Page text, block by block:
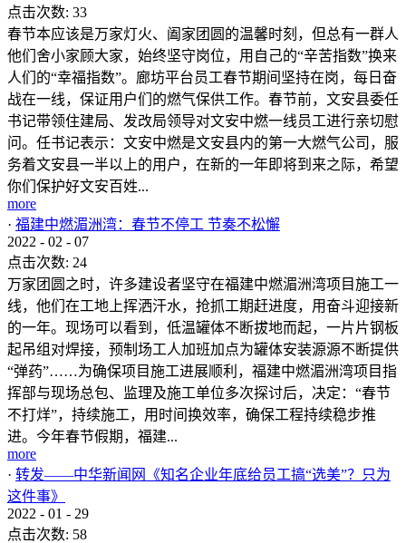
点击次数: 33
春节本应该是万家灯火、阖家团圆的温馨时刻，但总有一群人
他们舍小家顾大家，始终坚守岗位，用自己的“辛苦指数”换来
人们的“幸福指数”。廊坊平台员工春节期间坚持在岗，每日奋
战在一线，保证用户们的燃气保供工作。春节前，文安县委任
书记带领住建局、发改局领导对文安中燃一线员工进行亲切慰
问。任书记表示：文安中燃是文安县内的第一大燃气公司，服
务着文安县一半以上的用户，在新的一年即将到来之际，希望
你们保护好文安百姓...
more
· 福建中燃湄洲湾：春节不停工 节奏不松懈
2022 - 02 - 07
点击次数: 24
万家团圆之时，许多建设者坚守在福建中燃湄洲湾项目施工一
线，他们在工地上挥洒汗水，抢抓工期赶进度，用奋斗迎接新
的一年。现场可以看到，低温罐体不断拔地而起，一片片钢板
起吊组对焊接，预制场工人加班加点为罐体安装源源不断提供
“弹药”……为确保项目施工进展顺利，福建中燃湄洲湾项目指
挥部与现场总包、监理及施工单位多次探讨后，决定：“春节
不打烊”，持续施工，用时间换效率，确保工程持续稳步推
进。今年春节假期，福建...
more
· 转发——中华新闻网《知名企业年底给员工搞“选美”？只为
这件事》
2022 - 01 - 29
点击次数: 58